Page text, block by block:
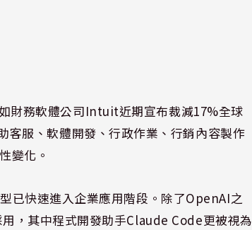
財務軟體公司Intuit近期宣布裁減17%全球
客服、軟體開發、行政作業、行銷內容製作
變化。
已快速進入企業應用階段。除了OpenAI之
，其中程式開發助手Claude Code更被視為